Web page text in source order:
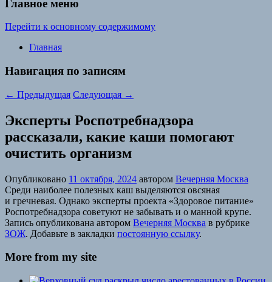
Главное меню
Перейти к основному содержимому
Главная
Навигация по записям
← Предыдущая Следующая →
Эксперты Роспотребнадзора
рассказали, какие каши помогают
очистить организм
Опубликовано 11 октября, 2024 автором Вечерняя Москва
Среди наиболее полезных каш выделяются овсяная
и гречневая. Однако эксперты проекта «Здоровое питание»
Роспотребнадзора советуют не забывать и о манной крупе.
Запись опубликована автором Вечерняя Москва в рубрике
ЗОЖ. Добавьте в закладки постоянную ссылку.
More from my site